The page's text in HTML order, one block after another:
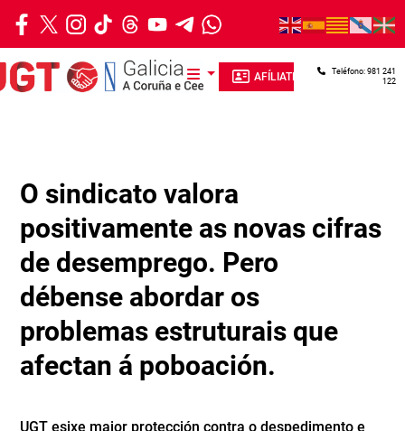
Ir o contido principal
AFÍLIATE
Teléfono: 981 241
122
O sindicato valora
positivamente as novas cifras
de desemprego. Pero
débense abordar os
problemas estruturais que
afectan á poboación.
UGT esixe maior protección contra o despedimento e